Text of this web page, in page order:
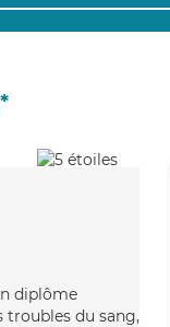
*
diplôme
troubles du sang,